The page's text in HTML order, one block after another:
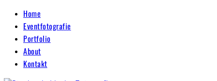
Home
Eventfotografie
Portfolio
About
Kontakt